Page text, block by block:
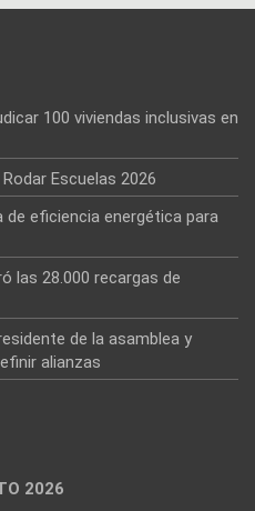
100 viviendas inclusivas en
Escuelas 2026
de eficiencia energética para
las 28.000 recargas de
de la asamblea y
alianzas
2026